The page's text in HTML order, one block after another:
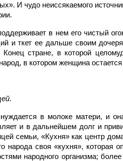
И чудо неиссякаемого
в нем его чистый
и ткет ее дальше своим
стране, в которой
в котором женщина
.
в молоке матери, и
и в дальнейшем долг и
семьи, «Кухня» как центр
своя «кухня», которая
народного организма;